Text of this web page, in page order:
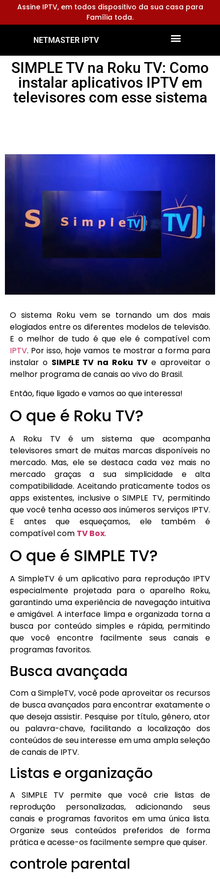
Assine IPTV, em todos dispositivo da sua casa para
Família toda.
NETMASTER IPTV
SIMPLE TV na Roku TV: Como
instalar aplicativos IPTV em
televisores com esse sistema
O sistema Roku vem se tornando um dos mais
elogiados entre os diferentes modelos de televisão.
E o melhor de tudo é que ele é compatível com
IPTV. Por isso, hoje vamos te mostrar a forma para
instalar o SIMPLE TV na Roku TVe aproveitar o
melhor programa de canais ao vivo do Brasil.
Então, fique ligado e vamos ao que interessa!
O que é Roku TV?
A Roku TV é um sistema que acompanha
televisores smart de muitas marcas disponíveis no
mercado. Mas, ele se destaca cada vez mais no
mercado graças a sua simplicidade e alta
compatibilidade. Aceitando praticamente todos os
apps existentes, inclusive o SIMPLE TV, permitindo
que você tenha acesso aos inúmeros serviços IPTV.
E antes que esqueçamos, ele também é
compatível com TV Box.
O que é SIMPLE TV?
A SimpleTV é um aplicativo para reprodução IPTV
especialmente projetada para o aparelho Roku,
garantindo uma experiência de navegação intuitiva
e amigável. A interface limpa e organizada torna a
busca por conteúdo simples e rápida, permitindo
que você encontre facilmente seus canais e
programas favoritos.
Busca avançada
Com a SimpleTV, você pode aproveitar os recursos
de busca avançados para encontrar exatamente o
que deseja assistir. Pesquise por título, gênero, ator
ou palavra-chave, facilitando a localização dos
conteúdos de seu interesse em uma ampla seleção
de canais de IPTV.
Listas e organização
A SIMPLE TV permite que você crie listas de
reprodução personalizadas, adicionando seus
canais e programas favoritos em uma única lista.
Organize seus conteúdos preferidos de forma
prática e acesse-os facilmente sempre que quiser.
controle parental